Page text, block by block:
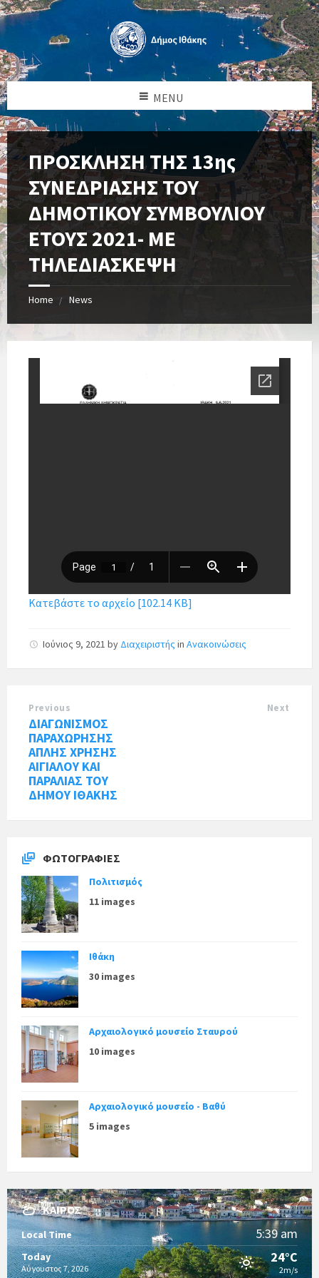
MENU
ΠΡΟΣΚΛΗΣΗ ΤΗΣ 13ης
ΣΥΝΕΔΡΙΑΣΗΣ ΤΟΥ
ΔΗΜΟΤΙΚΟΥ ΣΥΜΒΟΥΛΙΟΥ
ΕΤΟΥΣ 2021- ΜΕ
ΤΗΛΕΔΙΑΣΚΕΨΗ
Home News
Κατεβάστε το αρχείο [102.14 KB]
Ιούνιος 9, 2021 by Διαχειριστής in Ανακοινώσεις
Previous
ΔΙΑΓΩΝΙΣΜΟΣ
ΠΑΡΑΧΩΡΗΣΗΣ
ΑΠΛΗΣ ΧΡΗΣΗΣ
ΑΙΓΙΑΛΟΥ ΚΑΙ
ΠΑΡΑΛΙΑΣ ΤΟΥ
ΔΗΜΟΥ ΙΘΑΚΗΣ
Next
ΦΩΤΟΓΡΑΦΊΕΣ
Πολιτισμός
11 images
Ιθάκη
30 images
Αρχαιολογικό μουσείο Σταυρού
10 images
Αρχαιολογικό μουσείο - Βαθύ
5 images
ΚΑΙΡΌΣ
Local Time 5:39 am
Today
Αύγουστος 7, 2026
24°C
2m/s